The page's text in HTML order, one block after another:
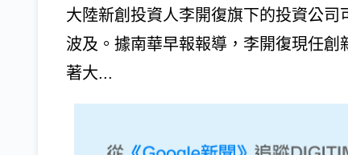
大陸新創投資人李開復旗下的投資公
波及。據南華早報報導，李開復現任
著大...